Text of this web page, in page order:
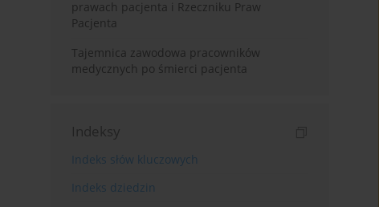
prawach pacjenta i Rzeczniku Praw
Pacjenta
Tajemnica zawodowa pracowników
medycznych po śmierci pacjenta
Indeksy
Indeks słów kluczowych
Indeks dziedzin